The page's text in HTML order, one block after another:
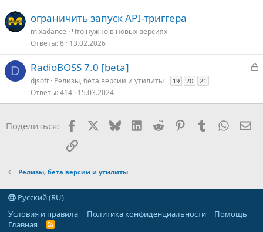
р
е
н
ограничить запуск API-триггера
mixadance
Что нужно в новых версияx
Ответы 8 13.02.2026
D
З
р
RadioBOSS 7.0 [beta]
djsoft Релизы, бета версии и утилиты 19 20 21
Ответы 414 15.03.2024
Поделиться: Facebook BlueskyLinkedIn
Reddit PinterestTumblr
Ссылка
Релизы, бета версии и утилиты
Русский (RU)
Условия и правила
Политика конфиденциальности
Помощь
Главная
R